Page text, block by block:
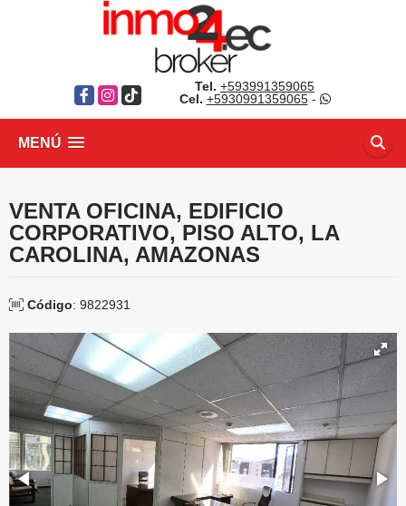
Facebook
Instagram
TikTok
Tel. +593991359065
Cel. +5930991359065-
MENÚ
VENTA OFICINA, EDIFICIO
CORPORATIVO, PISO ALTO, LA
CAROLINA, AMAZONAS
Código: 9822931